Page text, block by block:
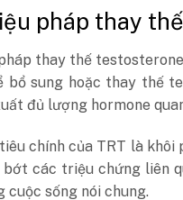
pháp thay
thay thế
bổ sung hoặc thay thế
đủ lượng hormone
chính của TRT là
bớt các triệu chứng liên
cuộc sống nói chung.